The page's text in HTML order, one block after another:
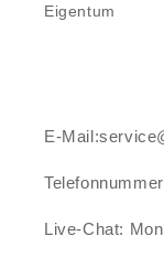
Eigentum
E-
Live-Chat: